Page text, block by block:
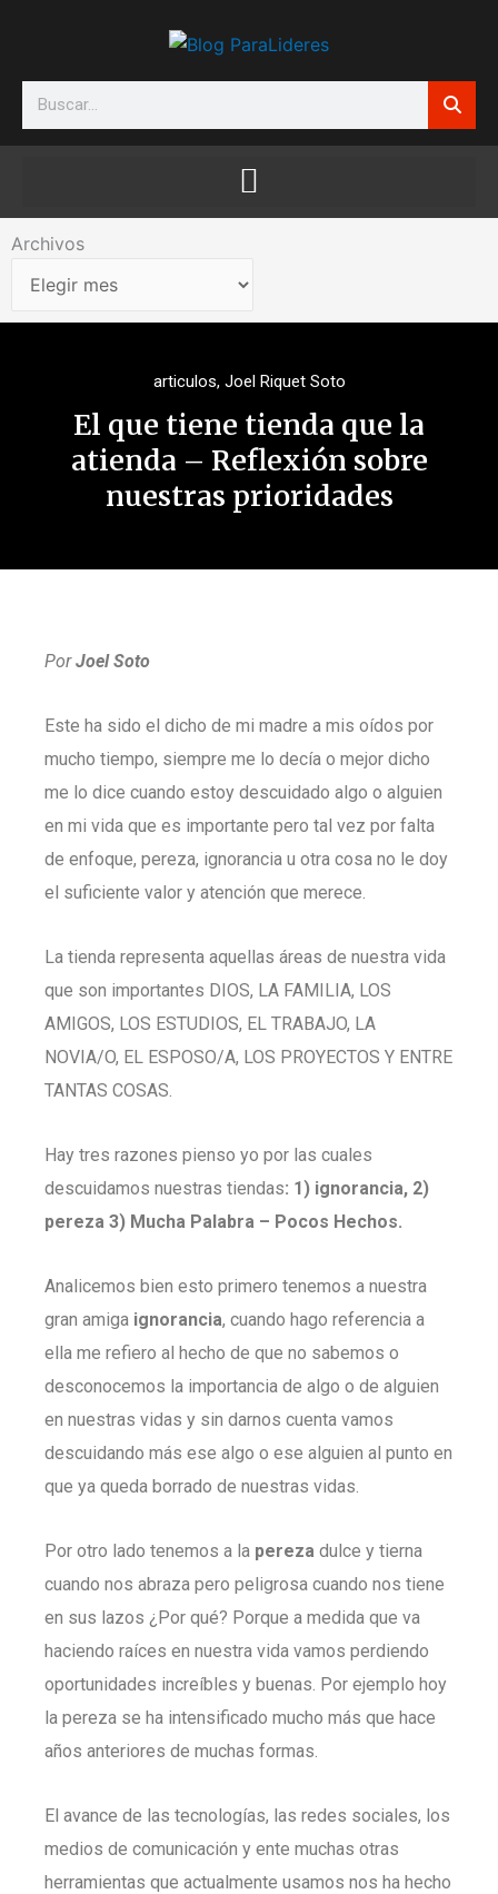
Search
Archivos
Archivos
articulos, Joel Riquet Soto
El que tiene tienda que la
atienda – Reflexión sobre
nuestras prioridades
PorJoel Soto
Este ha sido el dicho de mi madre a mis oídos por
mucho tiempo, siempre me lo decía o mejor dicho
me lo dice cuando estoy descuidado algo o alguien
en mi vida que es importante pero tal vez por falta
de enfoque, pereza, ignorancia u otra cosa no le doy
el suficiente valor y atención que merece.
La tienda representa aquellas áreas de nuestra vida
que son importantes DIOS, LA FAMILIA, LOS
AMIGOS, LOS ESTUDIOS, EL TRABAJO, LA
NOVIA/O, EL ESPOSO/A, LOS PROYECTOS Y ENTRE
TANTAS COSAS.
Hay tres razones pienso yo por las cuales
descuidamos nuestras tiendas: 1) ignorancia, 2)
pereza 3) Mucha Palabra – Pocos Hechos.
Analicemos bien esto primero tenemos a nuestra
gran amiga ignorancia, cuando hago referencia a
ella me refiero al hecho de que no sabemos o
desconocemos la importancia de algo o de alguien
en nuestras vidas y sin darnos cuenta vamos
descuidando más ese algo o ese alguien al punto en
que ya queda borrado de nuestras vidas.
Por otro lado tenemos a la pereza dulce y tierna
cuando nos abraza pero peligrosa cuando nos tiene
en sus lazos ¿Por qué? Porque a medida que va
haciendo raíces en nuestra vida vamos perdiendo
oportunidades increíbles y buenas. Por ejemplo hoy
la pereza se ha intensificado mucho más que hace
años anteriores de muchas formas.
El avance de las tecnologías, las redes sociales, los
medios de comunicación y ente muchas otras
herramientas que actualmente usamos nos ha hecho